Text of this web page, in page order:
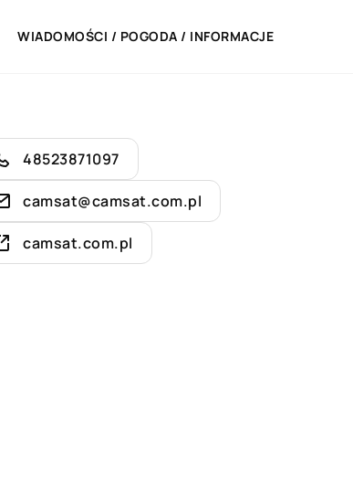
WIADOMOŚCI / POGODA / INFORMACJE
48523871097
camsat@camsat.com.pl
camsat.com.pl